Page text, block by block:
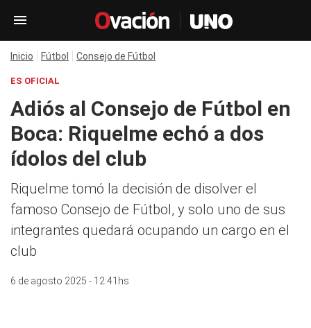
Inicio Fútbol Consejo de Fútbol
ES OFICIAL
Adiós al Consejo de Fútbol en
Boca: Riquelme echó a dos
ídolos del club
Riquelme tomó la decisión de disolver el
famoso Consejo de Fútbol, y solo uno de sus
integrantes quedará ocupando un cargo en el
club
6 de agosto 2025 - 12:41hs